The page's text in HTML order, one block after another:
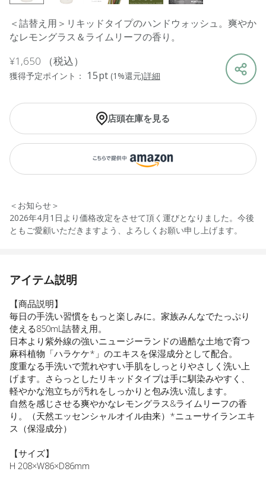
＜詰替え用＞リキッドタイプのハンドウォッシュ。爽やか
なレモングラス＆ライムリーフの香り。
¥1,650 （税込）
獲得予定ポイント： 15pt (1%還元)詳細
店頭在庫を見る
＜お知らせ＞
2026年4月1日より価格改定をさせて頂く運びとなりました。今後
ともご愛顧いただきますよう、よろしくお願い申し上げます。
アイテム説明
【商品説明】
毎日の手洗い習慣をもっと楽しみに。家族みんなでたっぷり
使える850mL詰替え用。
日本より紫外線の強いニュージーランドの過酷な土地で育つ
麻科植物「ハラケケ*」のエキスを保湿成分として配合。
度重なる手洗いで荒れやすい手肌をしっとりやさしく洗い上
げます。さらっとしたリキッドタイプは手に馴染みやすく、
軽やかな泡立ちが汚れをしっかりと包み洗い流します。
自然を感じさせる爽やかなレモングラス&ライムリーフの香
り。（天然エッセンシャルオイル由来）*ニューサイランエキ
ス（保湿成分）
【サイズ】
H 208×W86×D86mm